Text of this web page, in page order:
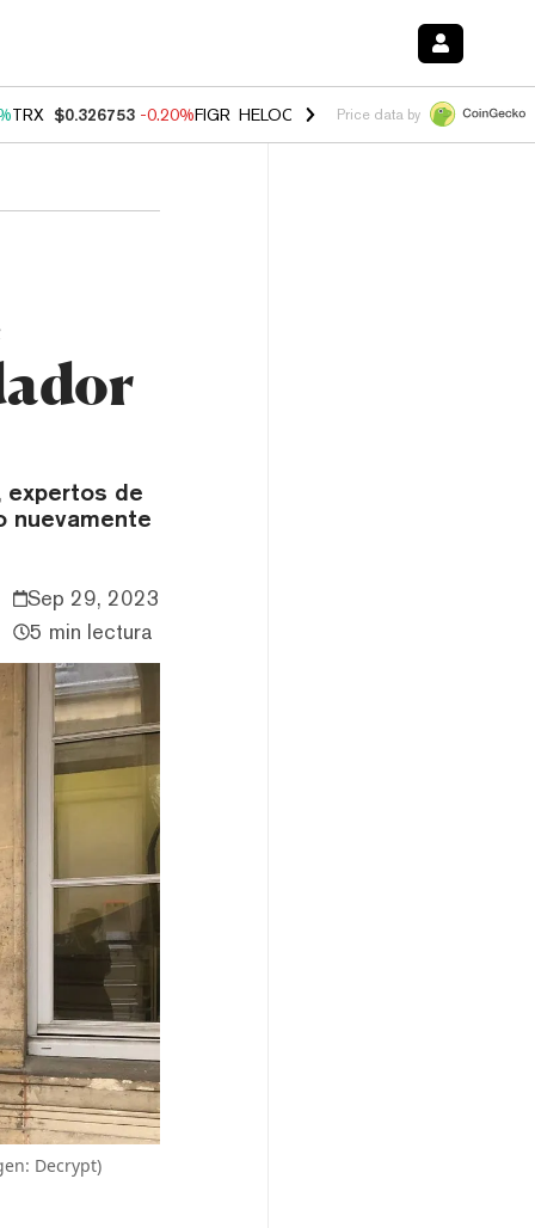
TRX $0.326753 -0.20%FIGR_HELOC $1.035 1.50%HYPE $56.81
Price data by
expertos de
nuevamente
Sep 29, 2023
5 min lectura
Decrypt)